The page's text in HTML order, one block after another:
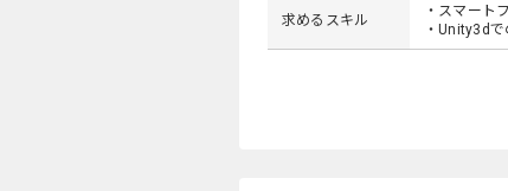
求めるスキル
・スマート
・Unity3d